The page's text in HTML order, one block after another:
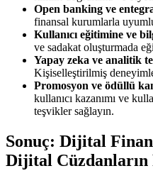
Open banking ve
finansal kurumlarla
Kullanıcı eğitimine ve
ve sadakat oluşturmada
Yapay zeka ve analitik
Kişiselleştirilmiş
Promosyon ve ödüllü
kullanıcı kazanımı ve
teşvikler sağlayın.
Sonuç: Dijital
Dijital Cüzdanların